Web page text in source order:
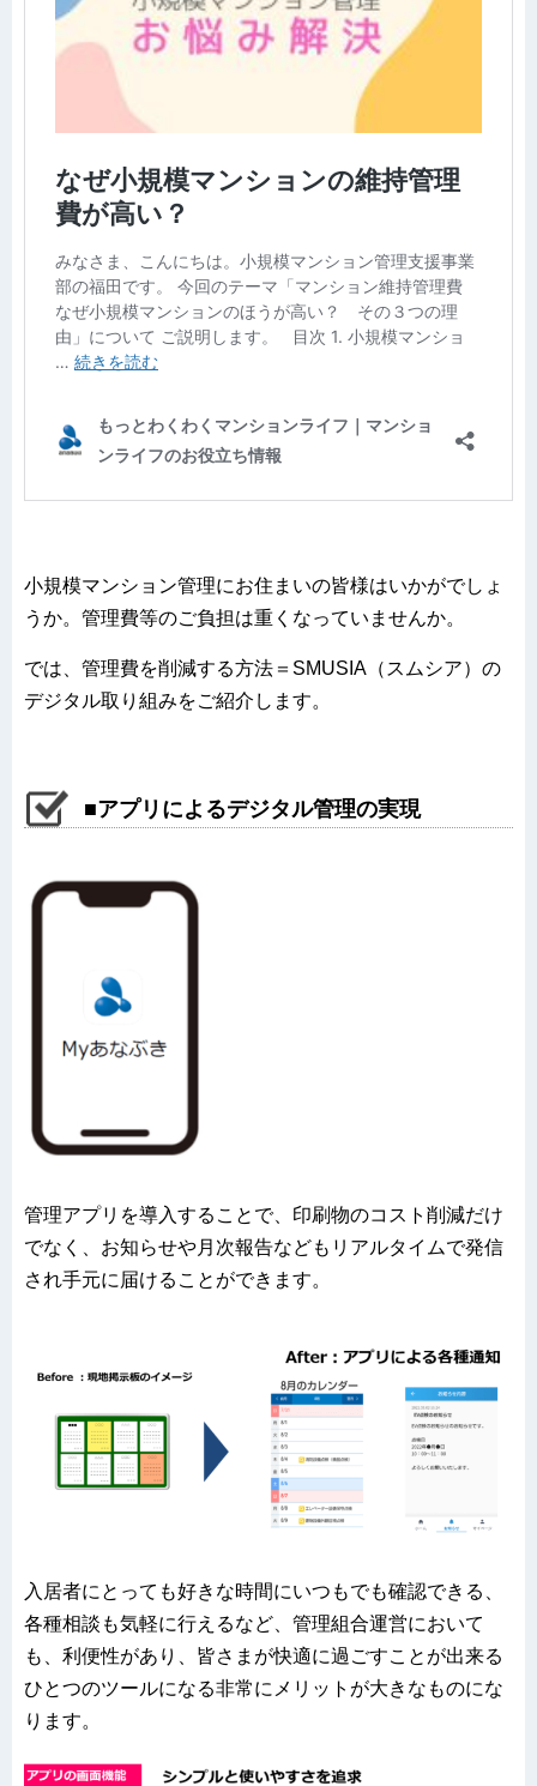
小規模マンション管理にお住まいの皆様はいかがでしょ
うか。管理費等のご負担は重くなっていませんか。
では、管理費を削減する方法＝SMUSIA（スムシア）の
デジタル取り組みをご紹介します。
■アプリによるデジタル管理の実現
管理アプリを導入することで、印刷物のコスト削減だけ
でなく、お知らせや月次報告などもリアルタイムで発信
され手元に届けることができます。
入居者にとっても好きな時間にいつもでも確認できる、
各種相談も気軽に行えるなど、管理組合運営において
も、利便性があり、皆さまが快適に過ごすことが出来る
ひとつのツールになる非常にメリットが大きなものにな
ります。